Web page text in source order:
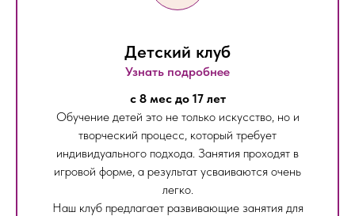
Детский клуб
Узнать подробнее
с 8 мес до 17 лет
Обучение детей это не только искусство, но и
творческий процесс, который требует
индивидуального подхода. Занятия проходят в
игровой форме, а результат усваиваются очень
легко.
Наш клуб предлагает развивающие занятия для